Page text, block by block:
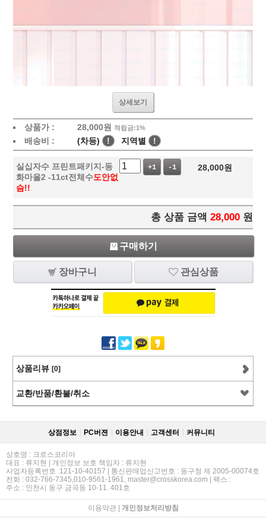
상세보기
상품가 : 28,000원 적립금:1%
배송비 : (차등) ! 지역별 !
실십자수 프린트패키지-동
화마을2 -11ct전체수도안없
슴!!
+1 -1 28,000원
총 상품 금액 28,000 원
구매하기
장바구니 관심상품
상품리뷰 [0]
교환/반품/환불/취소
상점정보 PC버젼 이용안내 고객센터 커뮤니티
상호명 : 크로스코리아
대표 : 류지현 | 개인정보 보호 책임자 : 류지현
사업자등록번호 :121-10-40157 | 통신판매업신고번호 : 동구청 제 2005-00074호
전화 : 032-766-7345,010-9561-1961, master@crosskorea.com | 팩스 :
주소 : 인천시 동구 금곡동 10-11. 401호
이용약관| 개인정보처리방침